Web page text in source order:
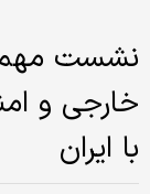
نشست مهم
خارجی و
با ایران